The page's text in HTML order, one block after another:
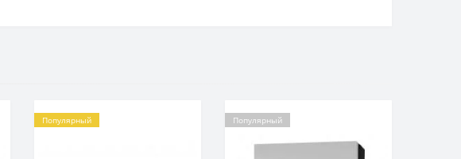
Популярный Популярный